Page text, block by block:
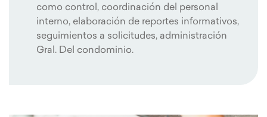
como control, coordinación del personal
interno, elaboración de reportes informativos,
seguimientos a solicitudes, administración
Gral. Del condominio.